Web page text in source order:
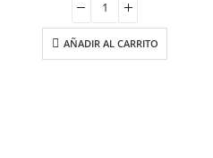
AÑADIR AL CARRITO